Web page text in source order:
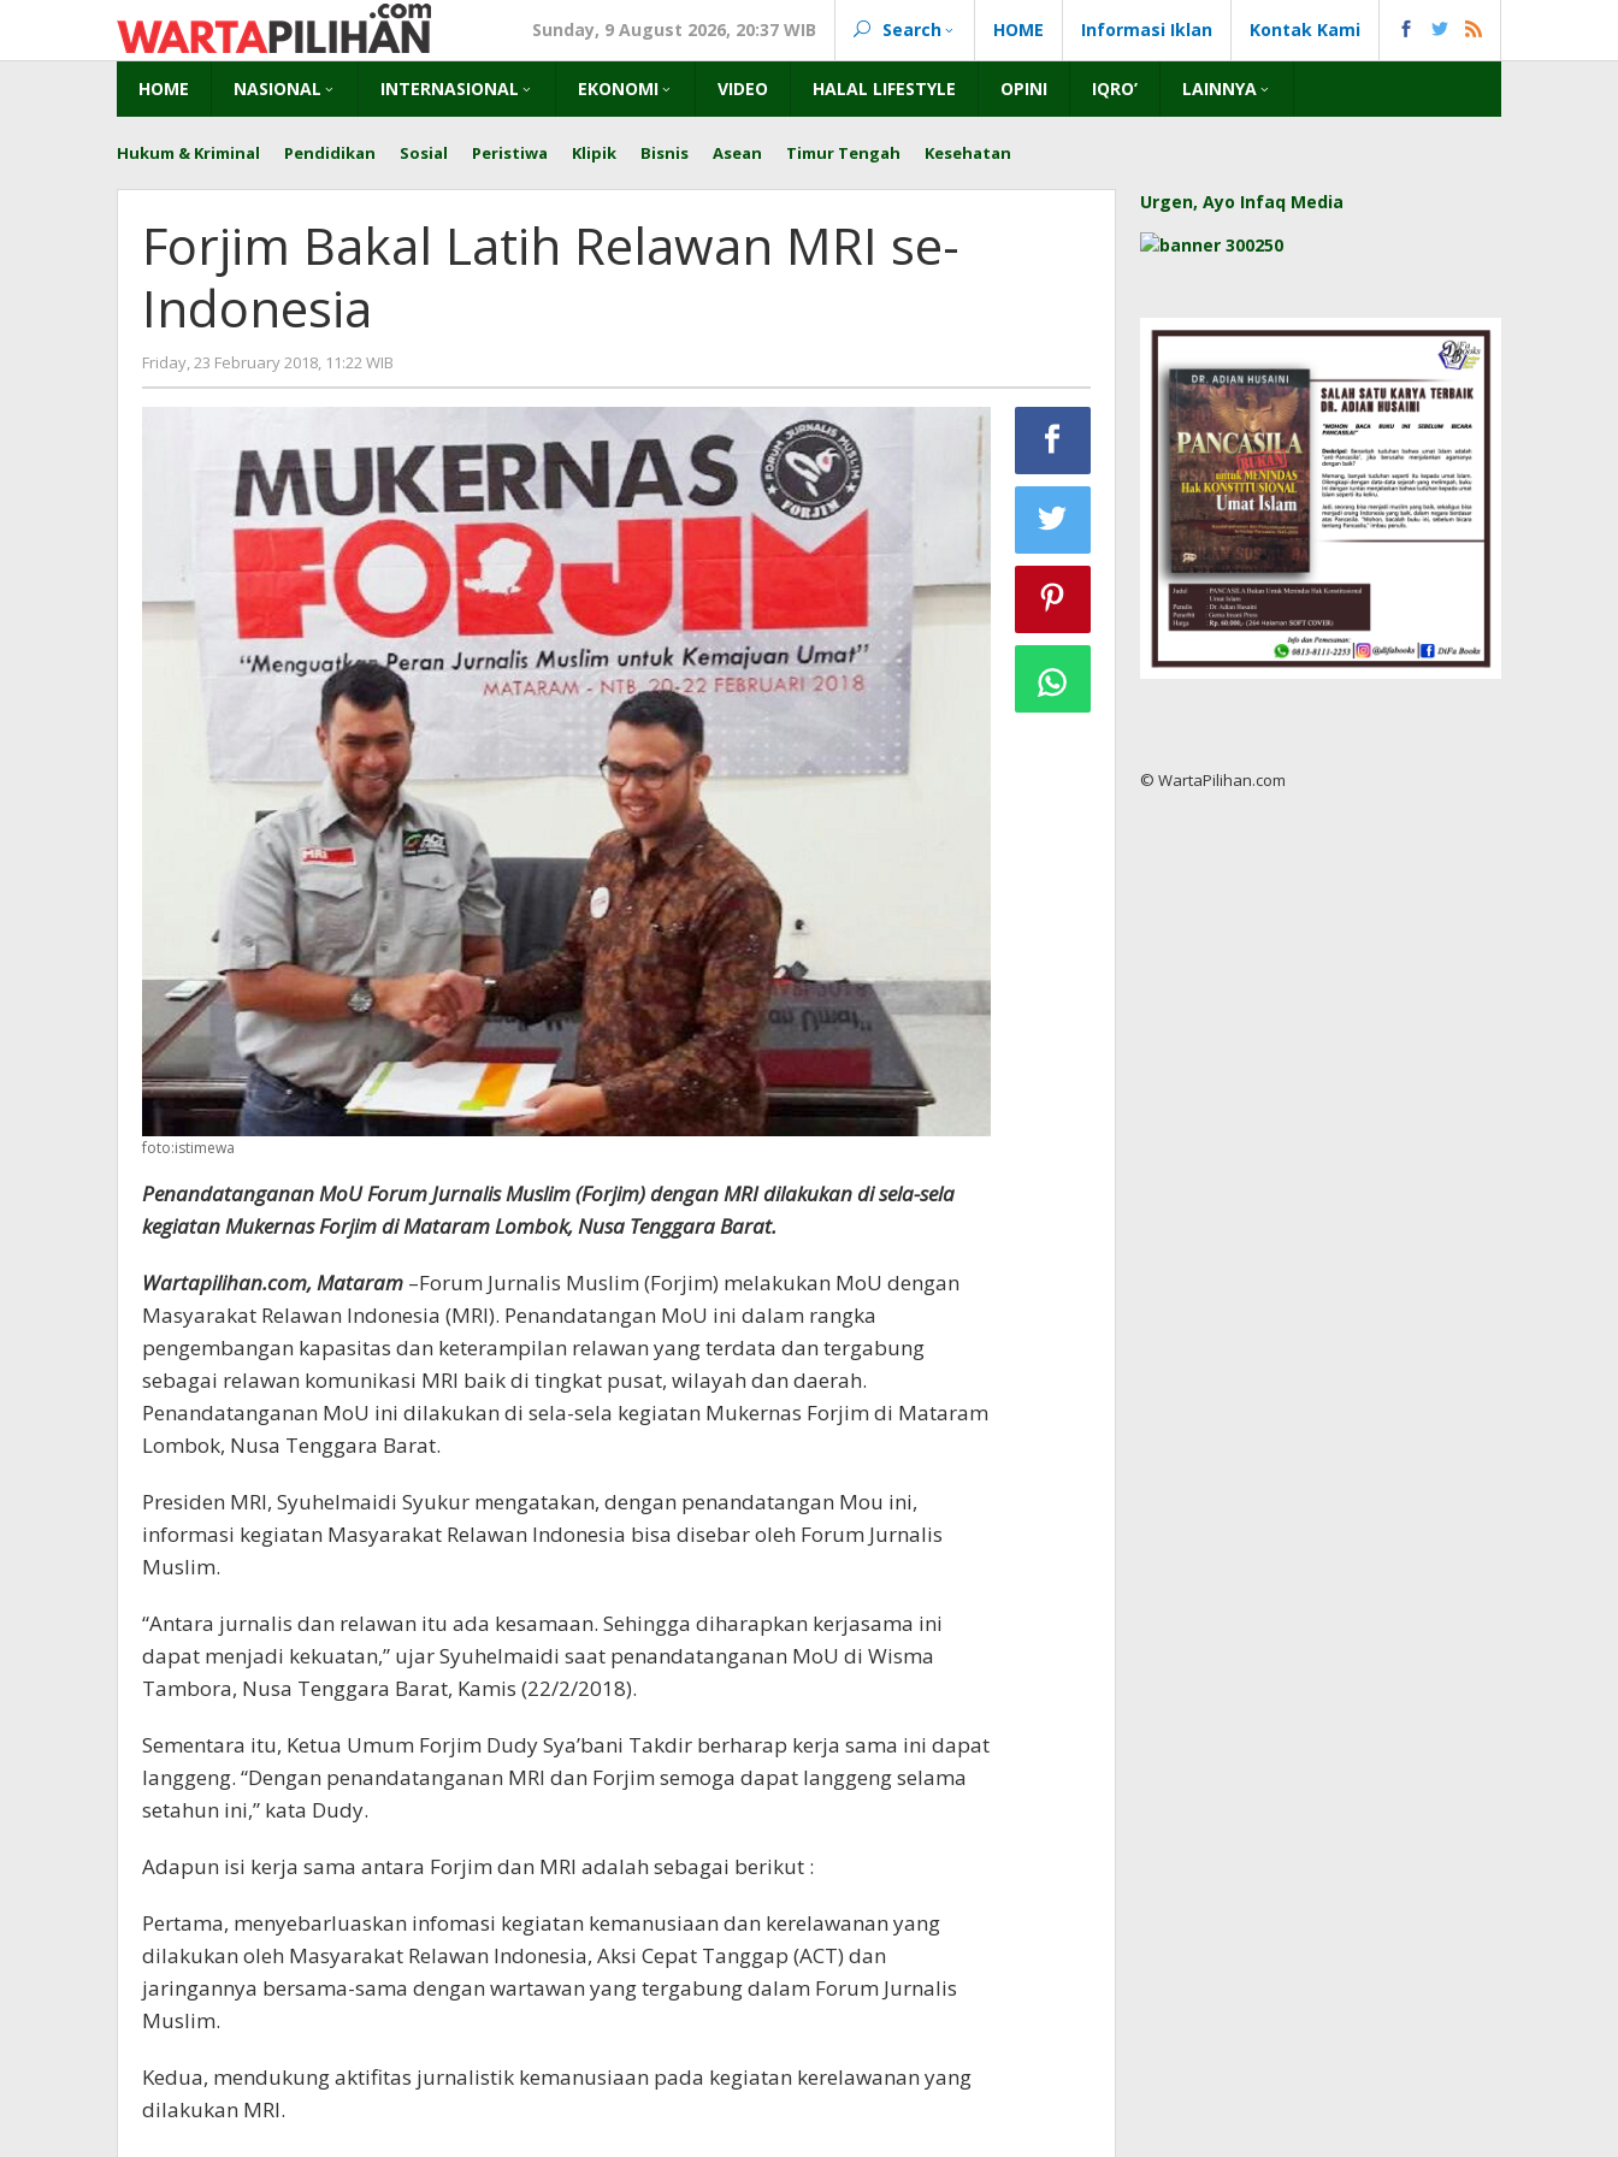
content
Sunday, 9 August 2026, 20:37 WIB Search HOME Informasi Iklan Kontak Kami
HOME NASIONAL INTERNASIONAL EKONOMI VIDEO HALAL LIFESTYLE OPINI IQRO’ LAINNYA
Hukum & Kriminal Pendidikan Sosial Peristiwa Klipik Bisnis Asean Timur Tengah Kesehatan
Forjim Bakal Latih Relawan MRI se-
Indonesia
Friday, 23 February 2018, 11:22 WIB
Adi
Prawiranegara
foto:istimewa
Penandatanganan MoU Forum Jurnalis Muslim (Forjim) dengan MRI dilakukan di sela-sela
kegiatan Mukernas Forjim di Mataram Lombok, Nusa Tenggara Barat.
Wartapilihan.com, Mataram –Forum Jurnalis Muslim (Forjim) melakukan MoU dengan
Masyarakat Relawan Indonesia (MRI). Penandatangan MoU ini dalam rangka
pengembangan kapasitas dan keterampilan relawan yang terdata dan tergabung
sebagai relawan komunikasi MRI baik di tingkat pusat, wilayah dan daerah.
Penandatanganan MoU ini dilakukan di sela-sela kegiatan Mukernas Forjim di Mataram
Lombok, Nusa Tenggara Barat.
Presiden MRI, Syuhelmaidi Syukur mengatakan, dengan penandatangan Mou ini,
informasi kegiatan Masyarakat Relawan Indonesia bisa disebar oleh Forum Jurnalis
Muslim.
“Antara jurnalis dan relawan itu ada kesamaan. Sehingga diharapkan kerjasama ini
dapat menjadi kekuatan,” ujar Syuhelmaidi saat penandatanganan MoU di Wisma
Tambora, Nusa Tenggara Barat, Kamis (22/2/2018).
Sementara itu, Ketua Umum Forjim Dudy Sya’bani Takdir berharap kerja sama ini dapat
langgeng. “Dengan penandatanganan MRI dan Forjim semoga dapat langgeng selama
setahun ini,” kata Dudy.
Adapun isi kerja sama antara Forjim dan MRI adalah sebagai berikut :
Pertama, menyebarluaskan infomasi kegiatan kemanusiaan dan kerelawanan yang
dilakukan oleh Masyarakat Relawan Indonesia, Aksi Cepat Tanggap (ACT) dan
jaringannya bersama-sama dengan wartawan yang tergabung dalam Forum Jurnalis
Muslim.
Kedua, mendukung aktifitas jurnalistik kemanusiaan pada kegiatan kerelawanan yang
dilakukan MRI.
Urgen, Ayo Infaq Media
© WartaPilihan.com